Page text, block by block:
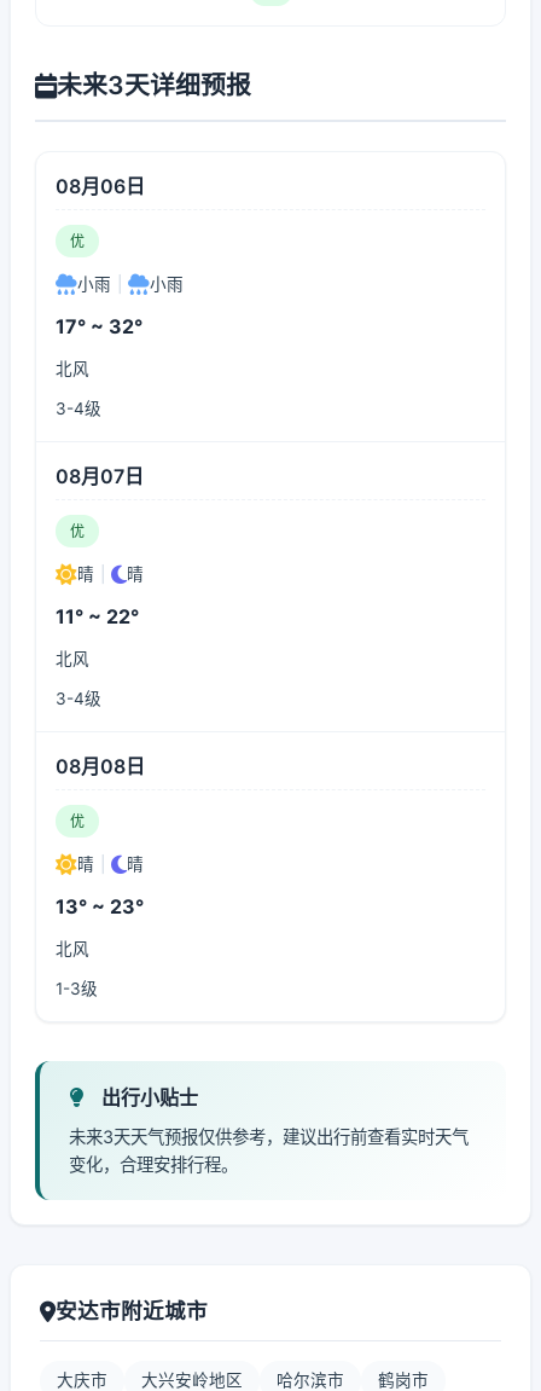
未来3天详细预报
08月06日
优
小雨 小雨
17° ~ 32°
北风
3-4级
08月07日
优
晴 晴
11° ~ 22°
北风
3-4级
08月08日
优
晴 晴
13° ~ 23°
北风
1-3级
出行小贴士
未来3天天气预报仅供参考，建议出行前查看实时天气
变化，合理安排行程。
安达市附近城市
大庆市 大兴安岭地区 哈尔滨市 鹤岗市